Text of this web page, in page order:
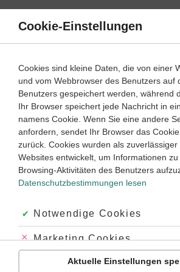
Direkt
Inhalt
Mathematik 5. Klasse ‐ Abitur
Laplace-Experiment
EinLaplace-Experimentist ein
alleErgebnissegleichwahrscheinlich
Beispiel dafür ist das Werfen von einem
sechs Augenzahlen haben die gleiche
möglichen Ausgängen (also mit einer
Elementen;|Ω| = n
|Ω|=n ) die
ajeweilsP(a ) =
1
n
P(ai)=1n
. Benannt ist das
Pierre-Simon Laplace(1749–1827),
Cookie-Einstellungen
Cookies sind kleine Daten, die von einer
und vom Webbrowser des Benutzers auf
Benutzers gespeichert werden, während
Ihr Browser speichert jede Nachricht in
namens Cookie. Wenn Sie eine andere
anfordern, sendet Ihr Browser das
zurück. Cookies wurden als
Websites entwickelt, um Informationen
Browsing-Aktivitäten des Benutzers
Datenschutzbestimmungen lesen
Akzeptiert:
Notwendige Cookies
Abgelehnt:
Marketing Cookies
Abgelehnt:
Personalisierungs-Cookies
Aktuelle Einstellungen